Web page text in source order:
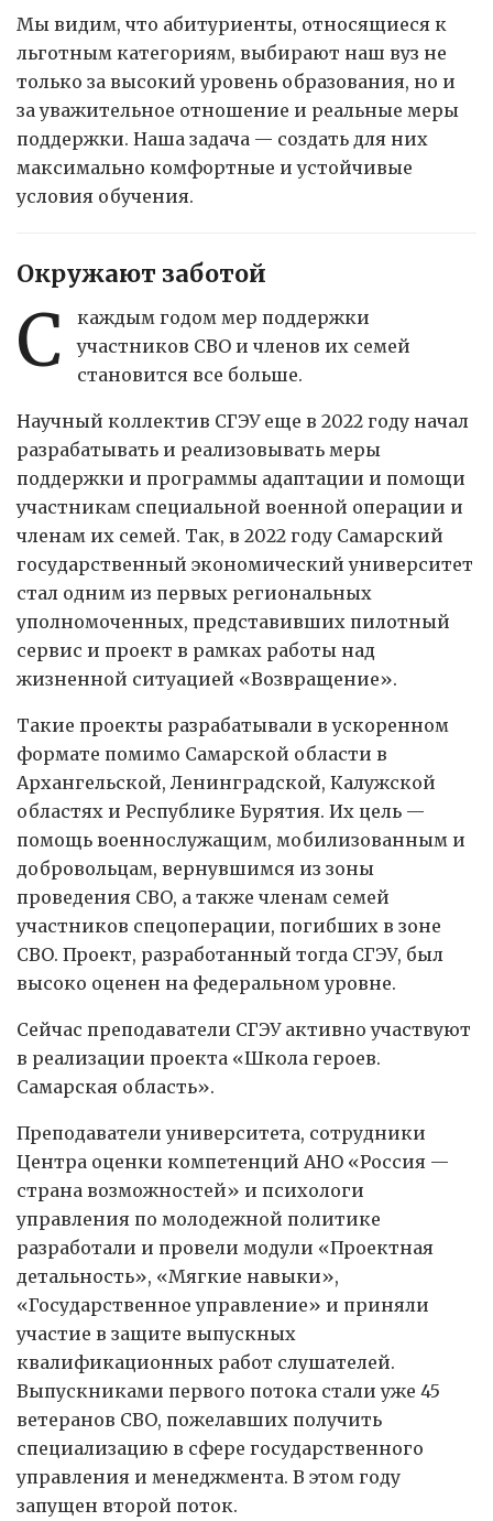
Мы видим, что абитуриенты, относящиеся к
льготным категориям, выбирают наш вуз не
только за высокий уровень образования, но и
за уважительное отношение и реальные меры
поддержки. Наша задача — создать для них
максимально комфортные и устойчивые
условия обучения.
Окружают заботой
С
каждым годом мер поддержки
участников СВО и членов их семей
становится все больше.
Научный коллектив СГЭУ еще в 2022 году начал
разрабатывать и реализовывать меры
поддержки и программы адаптации и помощи
участникам специальной военной операции и
членам их семей. Так, в 2022 году Самарский
государственный экономический университет
стал одним из первых региональных
уполномоченных, представивших пилотный
сервис и проект в рамках работы над
жизненной ситуацией «Возвращение».
Такие проекты разрабатывали в ускоренном
формате помимо Самарской области в
Архангельской, Ленинградской, Калужской
областях и Республике Бурятия. Их цель —
помощь военнослужащим, мобилизованным и
добровольцам, вернувшимся из зоны
проведения СВО, а также членам семей
участников спецоперации, погибших в зоне
СВО. Проект, разработанный тогда СГЭУ, был
высоко оценен на федеральном уровне.
Сейчас преподаватели СГЭУ активно участвуют
в реализации проекта «Школа героев.
Самарская область».
Преподаватели университета, сотрудники
Центра оценки компетенций АНО «Россия —
страна возможностей» и психологи
управления по молодежной политике
разработали и провели модули «Проектная
детальность», «Мягкие навыки»,
«Государственное управление» и приняли
участие в защите выпускных
квалификационных работ слушателей.
Выпускниками первого потока стали уже 45
ветеранов СВО, пожелавших получить
специализацию в сфере государственного
управления и менеджмента. В этом году
запущен второй поток.